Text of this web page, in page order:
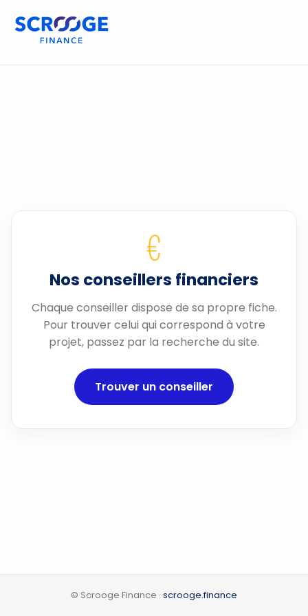
€
Nos conseillers financiers
Chaque conseiller dispose de sa propre fiche.
Pour trouver celui qui correspond à votre
projet, passez par la recherche du site.
Trouver un conseiller
© Scrooge Finance · scrooge.finance